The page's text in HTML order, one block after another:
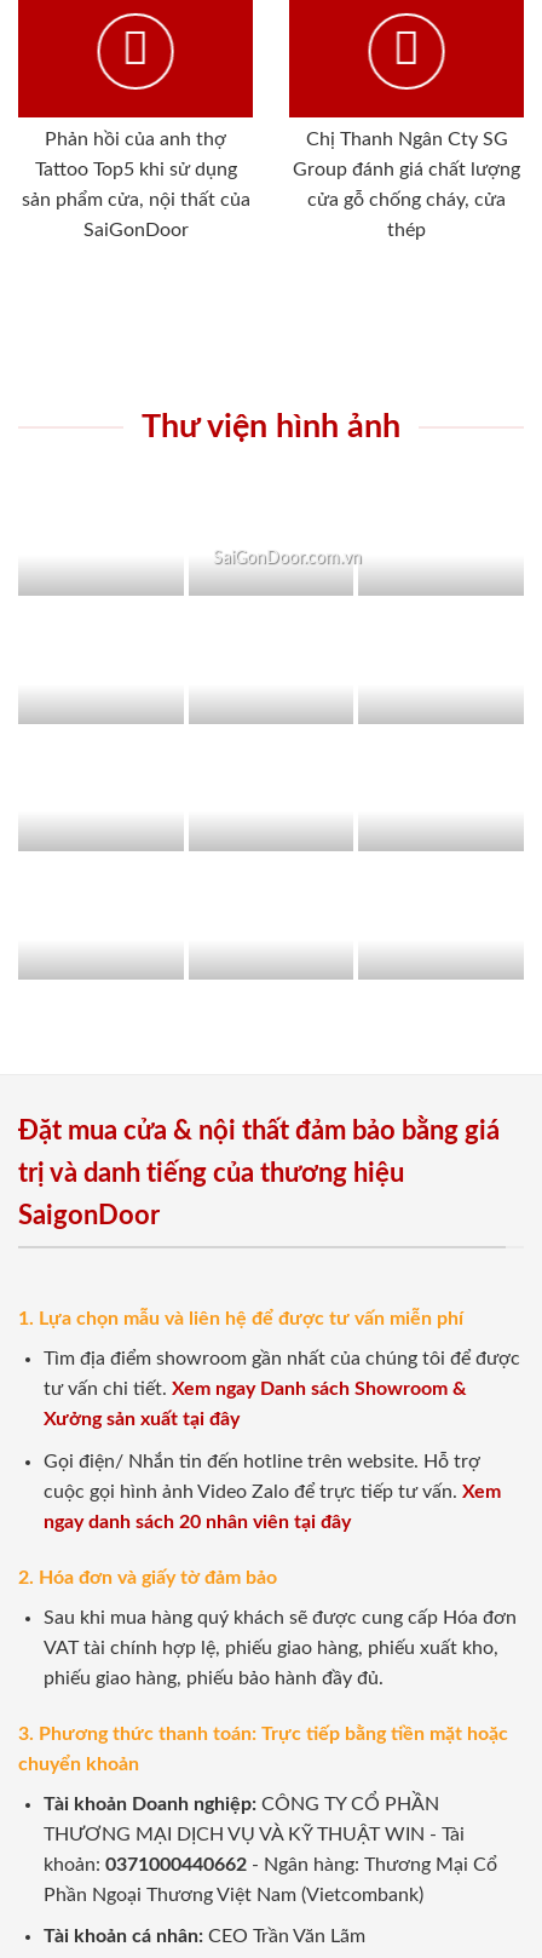
Phản hồi của anh thợ
Tattoo Top5 khi sử dụng
sản phẩm cửa, nội thất của
SaiGonDoor
Chị Thanh Ngân Cty SG
Group đánh giá chất lượng
cửa gỗ chống cháy, cửa
thép
Thư viện hình ảnh
SaiGonDoor.com.vn
Đặt mua cửa & nội thất đảm bảo bằng giá
trị và danh tiếng của thương hiệu
SaigonDoor
1. Lựa chọn mẫu và liên hệ để được tư vấn miễn phí
Tìm địa điểm showroom gần nhất của chúng tôi để được
tư vấn chi tiết. Xem ngay Danh sách Showroom &
Xưởng sản xuất tại đây
Gọi điện/ Nhắn tin đến hotline trên website. Hỗ trợ
cuộc gọi hình ảnh Video Zalo để trực tiếp tư vấn. Xem
ngay danh sách 20 nhân viên tại đây
2. Hóa đơn và giấy tờ đảm bảo
Sau khi mua hàng quý khách sẽ được cung cấp Hóa đơn
VAT tài chính hợp lệ, phiếu giao hàng, phiếu xuất kho,
phiếu giao hàng, phiếu bảo hành đầy đủ.
3. Phương thức thanh toán: Trực tiếp bằng tiền mặt hoặc
chuyển khoản
Tài khoản Doanh nghiệp:CÔNG TY CỔ PHẦN
THƯƠNG MẠI DỊCH VỤ VÀ KỸ THUẬT WIN - Tài
khoản: 0371000440662- Ngân hàng: Thương Mại Cổ
Phần Ngoại Thương Việt Nam (Vietcombank)
Tài khoản cá nhân: CEO Trần Văn Lãm